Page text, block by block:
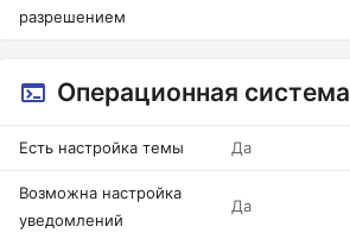
разрешением
Операционная система
Есть настройка темы Да
Возможна настройка
уведомлений
Да